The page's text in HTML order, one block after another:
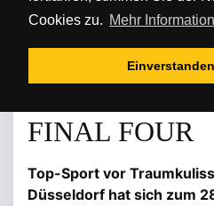
Cookies zu. Mehr
Einverstanden
. Januar 2024
FINAL FOUR
Top-Sport vor
Düsseldorf hat sich zum